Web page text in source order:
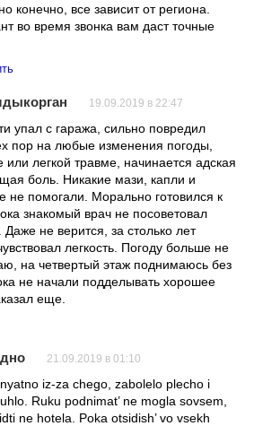
конечно, все зависит от региона.
во время звонка вам даст точные
19.09.2019 в 22:47
упал с гаража, сильно повредил
пор на любые изменения погоды,
или легкой травме, начинается адская
боль. Никакие мази, капли и
не помогали. Морально готовился к
знакомый врач не посоветовал
Даже не верится, за столько лет
легкость. Погоду больше не
на четвертый этаж поднимаюсь без
не начали подделывать хорошее
еще.
21.09.2019 в 01:10
iz-za chego, zabolelo plecho i
Ruku podnimat’ ne mogla sovsem,
ne hotela. Poka otsidish’ vo vsekh